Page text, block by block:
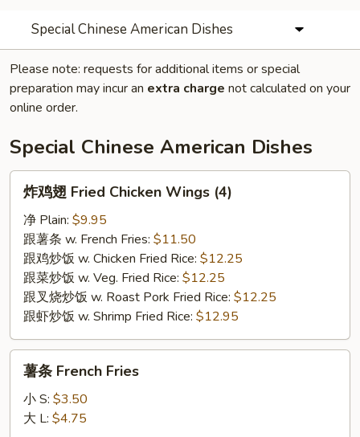
Special Chinese American Dishes
Please note: requests for additional items or special
preparation may incur an extra charge not calculated on your
online order.
Special Chinese American Dishes
Fried
Chicken
Wings
(4)
炸鸡翅 Fried Chicken Wings (4)
净 Plain: $9.95
跟薯条 w. French Fries: $11.50
跟鸡炒饭 w. Chicken Fried Rice: $12.25
跟菜炒饭 w. Veg. Fried Rice: $12.25
跟叉烧炒饭 w. Roast Pork Fried Rice: $12.25
跟虾炒饭 w. Shrimp Fried Rice: $12.95
French
Fries
薯条 French Fries
小 S: $3.50
大 L: $4.75